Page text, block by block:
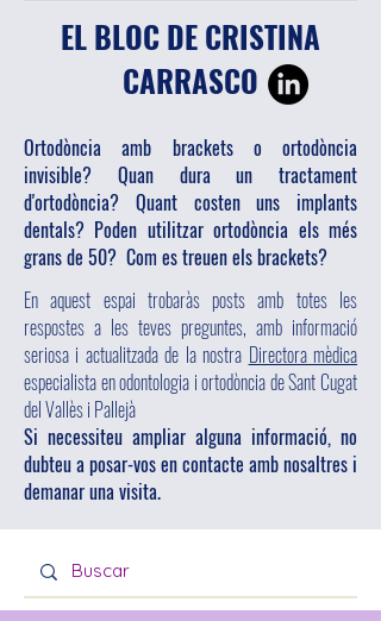
EL BLOC DE CRISTINA
CARRASCO
Ortodòncia amb brackets o ortodòncia
invisible? Quan dura un tractament
d'ortodòncia? Quant costen uns implants
dentals? Poden utilitzar ortodòncia els més
grans de 50? Com es treuen els brackets?
En aquest espai trobaràs posts amb totes les
respostes a les teves preguntes, amb informació
seriosa i actualitzada de la nostra Directora mèdica
especialista en odontologia i ortodòncia de Sant Cugat
del Vallès i Pallejà
Si necessiteu ampliar alguna informació, no
dubteu a posar-vos en contacte amb nosaltres i
demanar una visita.